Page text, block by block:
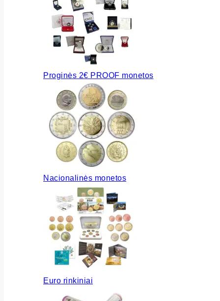
Proginės 2€ PROOF monetos
Nacionalinės monetos
Euro rinkiniai